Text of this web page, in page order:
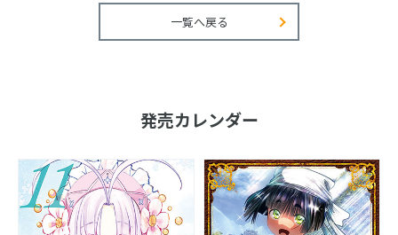
一覧へ戻る
発売カレンダー